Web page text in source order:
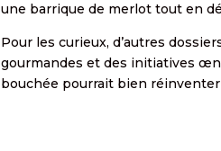
une barrique de merlot tout en
Pour les curieux, d’autres
gourmandes et des initiatives
bouchée pourrait bien